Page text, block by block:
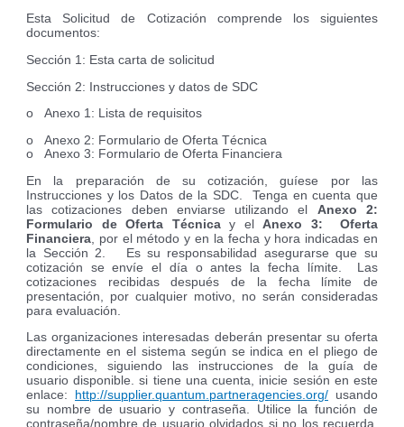
Esta Solicitud de Cotización comprende los siguientes
documentos:
Sección 1: Esta carta de solicitud
Sección 2: Instrucciones y datos de SDC
o
Anexo 1: Lista de requisitos
o
Anexo 2: Formulario de Oferta Técnica
o
Anexo 3: Formulario de Oferta Financiera
En la preparación de su cotización, guíese por las
Instrucciones y los Datos de la SDC. Tenga en cuenta que
las cotizaciones deben enviarse utilizando el Anexo 2:
Formulario de Oferta Técnicay el
Anexo 3: Oferta
Financiera , por el método y en la fecha y hora indicadas en
la Sección 2. Es su responsabilidad asegurarse que su
cotización se envíe el día o antes la fecha límite. Las
cotizaciones recibidas después de la fecha límite de
presentación, por cualquier motivo, no serán consideradas
para evaluación.
Las organizaciones interesadas ​​deberán presentar su oferta
directamente en el sistema según se indica en el pliego de
condiciones, siguiendo las instrucciones de la guía de
usuario disponible. si tiene una cuenta, inicie sesión en este
enlace:
http://supplier.quantum.partneragencies.org/ usando
su nombre de usuario y contraseña. Utilice la función de
contraseña/nombre de usuario olvidados si no los recuerda.